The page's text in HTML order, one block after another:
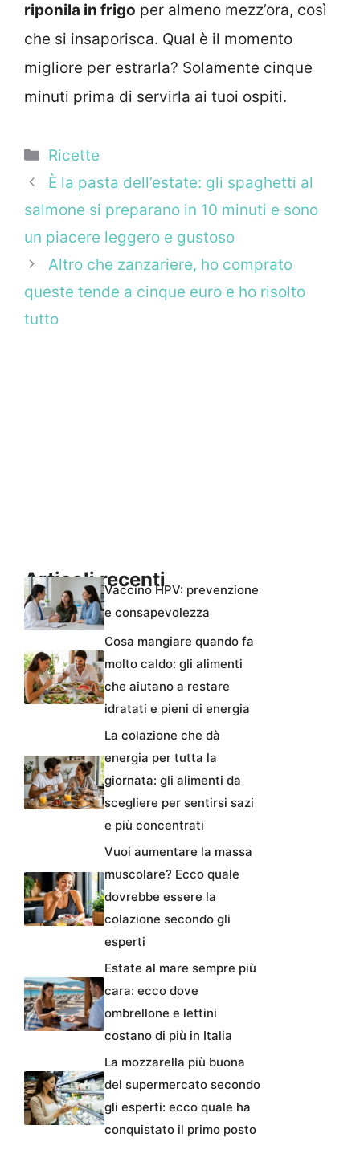
riponila in frigo per almeno mezz’ora, così
che si insaporisca. Qual è il momento
migliore per estrarla? Solamente cinque
minuti prima di servirla ai tuoi ospiti.
Categorie
Ricette
È la pasta dell’estate: gli spaghetti al
salmone si preparano in 10 minuti e sono
un piacere leggero e gustoso
Altro che zanzariere, ho comprato
queste tende a cinque euro e ho risolto
tutto
Articoli recentiVaccino HPV: prevenzione
e consapevolezza
Cosa mangiare quando fa
molto caldo: gli alimenti
che aiutano a restare
idratati e pieni di energia
La colazione che dà
energia per tutta la
giornata: gli alimenti da
scegliere per sentirsi sazi
e più concentrati
Vuoi aumentare la massa
muscolare? Ecco quale
dovrebbe essere la
colazione secondo gli
esperti
Estate al mare sempre più
cara: ecco dove
ombrellone e lettini
costano di più in Italia
La mozzarella più buona
del supermercato secondo
gli esperti: ecco quale ha
conquistato il primo posto